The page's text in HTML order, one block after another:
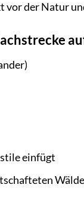
vor der Natur
einfügt